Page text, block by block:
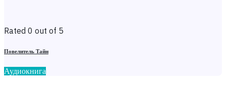
Rated 0 out of 5
Повелитель Тайн
Аудиокнига